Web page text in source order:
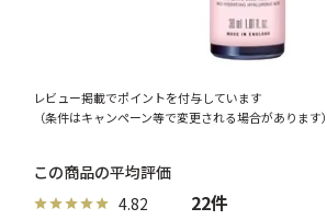
レビュー掲載でポイントを付与しています
（条件はキャンペーン等で変更される場合があります）
4.82 22